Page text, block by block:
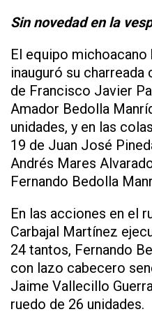
Sin novedad en la
El equipo michoacano
inauguró su
de Francisco Javier
Amador Bedolla
unidades, y en las
19 de Juan José
Andrés Mares
Fernando Bedolla
En las acciones en el
Carbajal Martínez
24 tantos, Fernando
con lazo cabecero
Jaime Vallecillo
ruedo de 26 unidades.